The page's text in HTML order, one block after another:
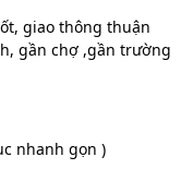
giao thông thuận
gần chợ ,gần trường
nhanh gọn )